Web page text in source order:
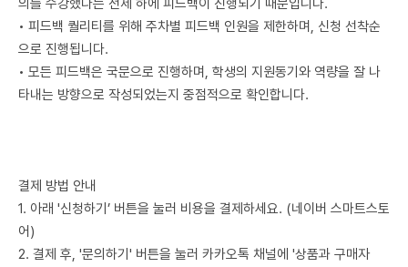
의를 수강했다는 전제 하에 피드백이 진행되기 때문입니다.
• 피드백 퀄리티를 위해 주차별 피드백 인원을 제한하며, 신청 선착순
으로 진행됩니다.
• 모든 피드백은 국문으로 진행하며, 학생의 지원동기와 역량을 잘 나
타내는 방향으로 작성되었는지 중점적으로 확인합니다.
결제 방법 안내
1. 아래 '신청하기’ 버튼을 눌러 비용을 결제하세요. (네이버 스마트스토
어)
2. 결제 후, '문의하기' 버튼을 눌러 카카오톡 채널에 '상품과 구매자